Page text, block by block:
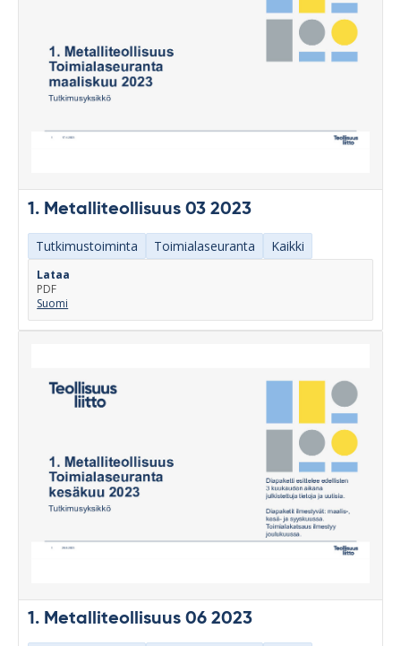
1. Metalliteollisuus 03 2023
Tutkimustoiminta Toimialaseuranta Kaikki
Lataa
PDF
Suomi
1. Metalliteollisuus 06 2023